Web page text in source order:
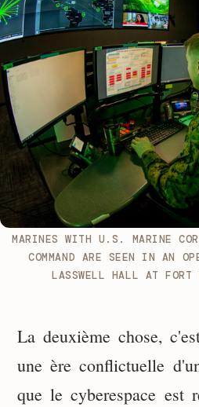
MARINES WITH U.S. MARINE
COMMAND ARE SEEN IN AN
LASSWELL HALL AT FORT
La deuxième chose,
une ère conflictuelle
que le cyberespace est